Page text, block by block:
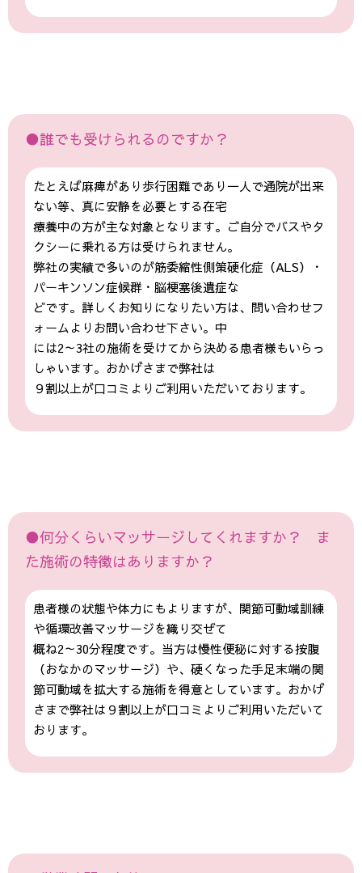
●誰でも受けられるのですか？
たとえば麻痺があり歩行困難であり一人で通院が出来
ない等、真に安静を必要とする在宅
療養中の方が主な対象となります。ご自分でバスやタ
クシーに乗れる方は受けられません。
弊社の実績で多いのが筋委縮性側策硬化症（ALS）・
パーキンソン症候群・脳梗塞後遺症な
どです。詳しくお知りになりたい方は、問い合わせフ
ォームよりお問い合わせ下さい。中
には2～3社の施術を受けてから決める患者様もいらっ
しゃいます。おかげさまで弊社は
９割以上が口コミよりご利用いただいております。
●何分くらいマッサージしてくれますか？ ま
た施術の特徴はありますか？
患者様の状態や体力にもよりますが、関節可動域訓練
や循環改善マッサージを織り交ぜて
概ね2～30分程度です。当方は慢性便秘に対する按腹
（おなかのマッサージ）や、硬くなった手足末端の関
節可動域を拡大する施術を得意としています。おかげ
さまで弊社は９割以上が口コミよりご利用いただいて
おります。